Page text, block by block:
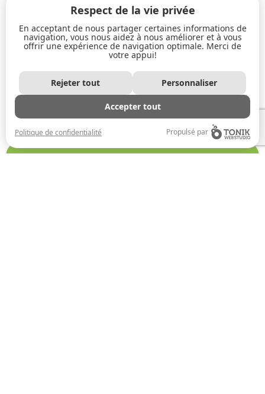
Bibliographie : Gallant, J., et al. (2019).
University of California, Berkeley. —
Saarimäki, H., et al. (2022). Brain Sciences,
12(5), 589. — American Library Association
(2023). Audiobooks and Public Libraries
Survey Report.
Respect de la vie privée
En acceptant de nous partager certaines informations de
navigation, vous nous aidez à nous améliorer et à vous
offrir une expérience de navigation optimale. Merci de
votre appui!
Rejeter tout Personnaliser
Accepter tout
Politique de confidentialité Propulsé par